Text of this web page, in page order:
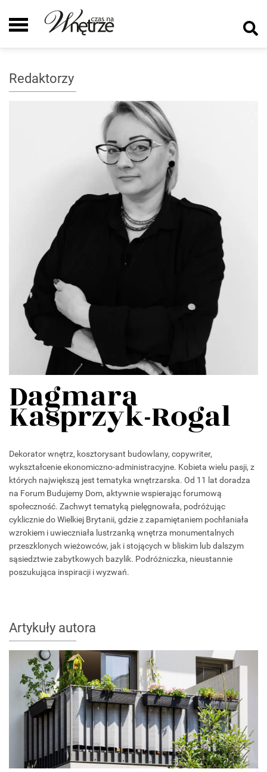
Redaktorzy
Dagmara
Kasprzyk-Rogal
Dekorator wnętrz, kosztorysant budowlany, copywriter,
wykształcenie ekonomiczno-administracyjne. Kobieta wielu pasji, z
których największą jest tematyka wnętrzarska. Od 11 lat doradza
na Forum Budujemy Dom, aktywnie wspierając forumową
społeczność. Zachwyt tematyką pielęgnowała, podróżując
cyklicznie do Wielkiej Brytanii, gdzie z zapamiętaniem pochłaniała
wzrokiem i uwieczniała lustrzanką wnętrza monumentalnych
przeszklonych wieżowców, jak i stojących w bliskim lub dalszym
sąsiedztwie zabytkowych bazylik. Podróżniczka, nieustannie
poszukująca inspiracji i wyzwań.
Artykuły autora